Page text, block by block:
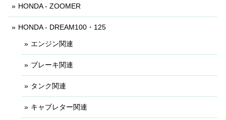
HONDA - ZOOMER
HONDA - DREAM100・125
エンジン関連
ブレーキ関連
タンク関連
キャブレター関連